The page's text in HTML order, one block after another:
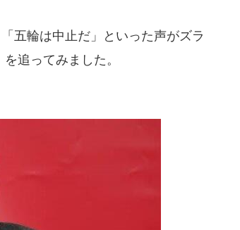
五輪は中止だ」といった声がズラ
追ってみました。